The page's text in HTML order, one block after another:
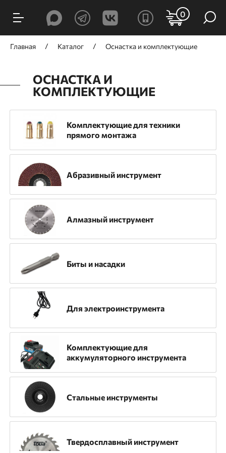
0
Главная Каталог Оснастка и комплектующие
ОСНАСТКА И
КОМПЛЕКТУЮЩИЕ
ФИЛЬТРЫ
Цена, ₽
Производитель
GNG TOUA Trusty-Tools
Mr. Logo
Mr. Экономик
RinG
TRIO-DIAMOND
Гефест
Назначение
Для аккумуляторных пистолетов
Для алмазных дисков
Для газовых пистолетов
Для гравировальных машин
Для дрелей алмазного сверления
Для камнерезных станков
Для коронок
Для машин алмазного бурения
Для мозаично-шлифовальной машины
Для монтажной пилы
Комплектующие для техники
прямого монтажа
Абразивный инструмент
Алмазный инструмент
Биты и насадки
Для электроинструмента
Комплектующие для
аккумуляторного инструмента
Стальные инструменты
Твердосплавный инструмент